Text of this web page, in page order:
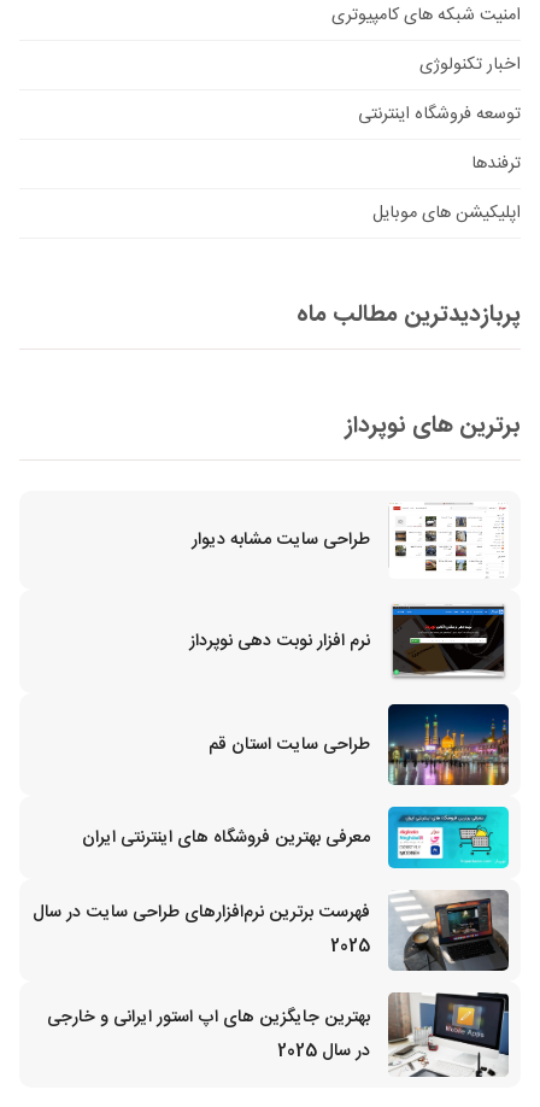
امنیت شبکه های کامپیوتری
اخبار تکنولوژی
توسعه فروشگاه اینترنتی
ترفندها
اپلیکیشن های موبایل
پربازدیدترین مطالب ماه
برترین های نوپرداز
طراحی سایت مشابه دیوار
نرم افزار نوبت دهی نوپرداز
طراحی سایت استان قم
معرفی بهترین فروشگاه های اینترنتی ایران
فهرست برترین نرم‌افزارهای طراحی سایت در سال
2025
بهترین جایگزین‌ های اپ استور ایرانی و خارجی
در سال 2025